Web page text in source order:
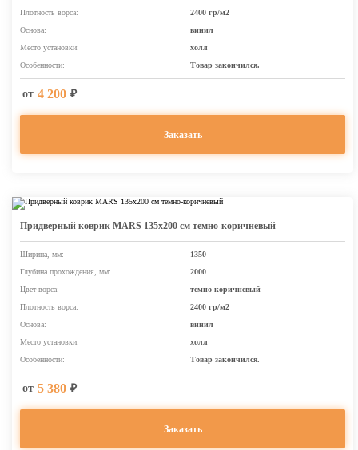
Плотность ворса:
2400 гр/м2
Основа:
винил
Место установки:
холл
Особенности:
Товар закончился.
от 4 200 ₽
Заказать
Придверный коврик MARS 135х200 см темно-коричневый
Ширина, мм:
1350
Глубина прохождения, мм:
2000
Цвет ворса:
темно-коричневый
Плотность ворса:
2400 гр/м2
Основа:
винил
Место установки:
холл
Особенности:
Товар закончился.
от 5 380 ₽
Заказать